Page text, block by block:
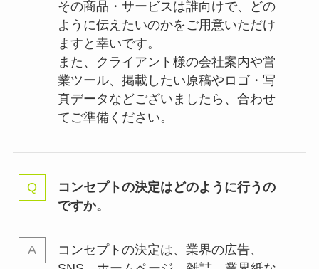
その商品・サービスは誰向けで、どの
ように伝えたいのかをご用意いただけ
ますと幸いです。
また、クライアント様の会社案内や営
業ツール、掲載したい原稿やロゴ・写
真データなどございましたら、合わせ
てご準備ください。
コンセプトの決定はどのように行うの
ですか。
コンセプトの決定は、業界の広告、